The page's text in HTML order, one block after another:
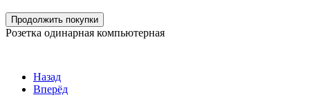
Продолжить покупки
Розетка одинарная компьютерная
Назад
Вперёд